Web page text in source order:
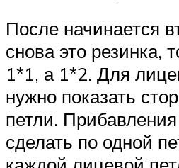
После начинается
снова это резинка,
1*1, а 1*2. Для
нужно показать
петли. Прибавления
сделать по одной